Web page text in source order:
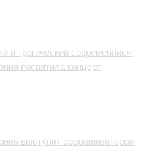
и трагический современник»:
посвятила концерт
выступит соорганизатором